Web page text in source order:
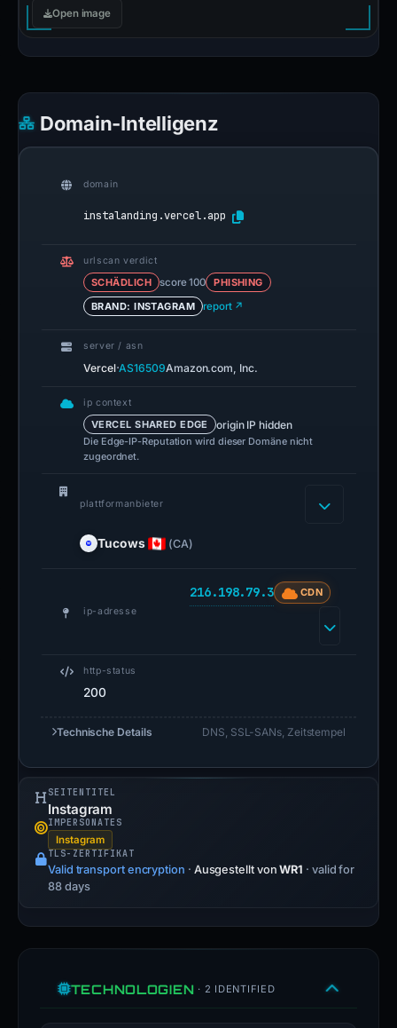
Open image
Domain-Intelligenz
domain
instalanding.vercel.app
urlscan verdict
SCHÄDLICH score 100
PHISHING
BRAND: INSTAGRAM
report ↗
server / asn
Vercel·AS16509Amazon.com, Inc.
ip context
VERCEL SHARED EDGE origin IP hidden
Die Edge-IP-Reputation wird dieser Domäne nicht
zugeordnet.
plattformanbieter
Tucows (CA)
ip-adresse
216.198.79.3 CDN
http-status
200
Technische Details DNS, SSL-SANs, Zeitstempel
SEITENTITEL
Instagram
IMPERSONATES
Instagram
TLS-ZERTIFIKAT
Valid transport encryption · Ausgestellt vonWR1 · valid for
88 days
TECHNOLOGIEN · 2 IDENTIFIED